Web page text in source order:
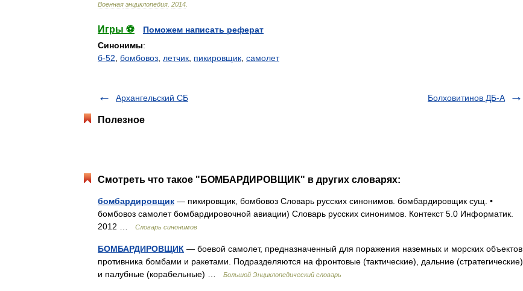
Военная энциклопедия 2014
Игры ⚽
Поможем написать реферат
Синонимы:
б-52 бомбовоз летчик пикировщик самолет
Архангельский СБ Болховитинов ДБ-А
Полезное
Смотреть что такое "БОМБАРДИРОВЩИК" в других словарях:
бомбардировщик — пикировщик, бомбовоз Словарь русских синонимов. бомбардировщик сущ. •
бомбовоз самолет бомбардировочной авиации) Словарь русских синонимов. Контекст 5.0 Информатик.
2012 …
Словарь синонимов
БОМБАРДИРОВЩИК — боевой самолет, предназначенный для поражения наземных и морских объектов
противника бомбами и ракетами. Подразделяются на фронтовые (тактические), дальние (стратегические)
и палубные (корабельные) …
Большой Энциклопедический словарь